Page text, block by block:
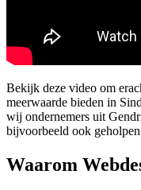
Bekijk deze video om
meerwaarde bieden in
wij ondernemers uit
bijvoorbeeld ook
Waarom